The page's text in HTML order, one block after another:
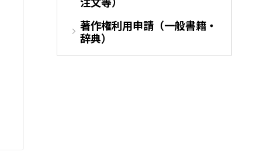
著作権利用申請（一般書籍・
辞典）